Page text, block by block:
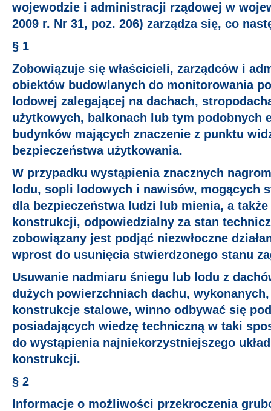
wojewodzie i administracji rządowej w
2009 r. Nr 31, poz. 206) zarządza się, co
§ 1
Zobowiązuje się właścicieli, zarządców i
obiektów budowlanych do monitorowania
lodowej zalegającej na dachach,
użytkowych, balkonach lub tym podobnych
budynków mających znaczenie z punktu
bezpieczeństwa użytkowania.
W przypadku wystąpienia znacznych
lodu, sopli lodowych i nawisów, mogących
dla bezpieczeństwa ludzi lub mienia, a
konstrukcji, odpowiedzialny za stan
zobowiązany jest podjąć niezwłoczne
wprost do usunięcia stwierdzonego stanu
Usuwanie nadmiaru śniegu lub lodu z
dużych powierzchniach dachu,
konstrukcje stalowe, winno odbywać się
posiadających wiedzę techniczną w taki
do wystąpienia najniekorzystniejszego
konstrukcji.
§ 2
Informacje o możliwości przekroczenia